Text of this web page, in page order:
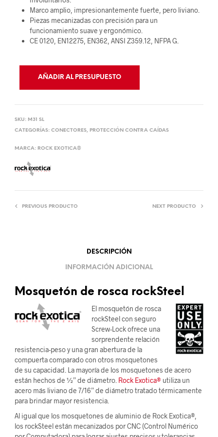
Marco amplio, impresionantemente fuerte, pero liviano.
Piezas mecanizadas con precisión para un
funcionamiento suave y ergonómico.
CE 0120, EN12275, EN362, ANSI Z359.12, NFPA G.
AÑADIR AL PRESUPUESTO
SKU: M31 SL
CATEGORÍAS: CONECTORES, PROTECCIÓN CONTRA CAÍDAS
MARCA: ROCK EXOTICA®
PREVIOUS PRODUCTO NEXT PRODUCTO
DESCRIPCIÓN
INFORMACIÓN ADICIONAL
Mosquetón de rosca rockSteel
El mosquetón de rosca
rockSteel con seguro
Screw-Lock ofrece una
sorprendente relación
resistencia-peso y una gran abertura de la
compuerta comparado con otros mosquetones
de su capacidad. La mayoría de los mosquetones de acero
están hechos de ½” de diámetro. Rock Exotica® utiliza un
acero más liviano de 7/16” de diámetro tratado térmicamente
para brindar mayor resistencia.
Al igual que los mosquetones de aluminio de Rock Exotica®,
los rockSteel están mecanizados por CNC (Control Numérico